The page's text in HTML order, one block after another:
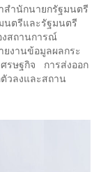
ำนักนายกรัฐมนตรี
นตรีและรัฐมนตรี
งสถานการณ์
ยงานข้อมูลผลกระ
รษฐกิจ การส่งออก
วลงและสถาน